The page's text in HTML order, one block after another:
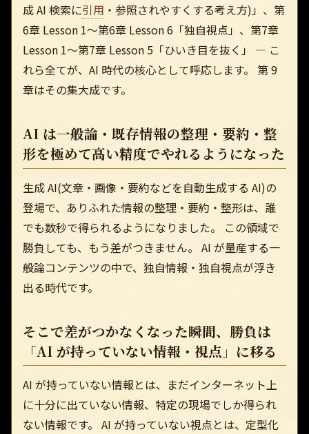
成 AI 検索に引用 ・参照されやすくする考え方)」、第
6章 Lesson 1〜第6章 Lesson 6「独自視点」、第7章
Lesson 1〜第7章 Lesson 5「ひいき目を抜く」 — こ
れら全てが、AI 時代の核心として呼応します。 第 9
章はその集大成です。
AI は一般論・既存情報の整理・要約・整
形を極めて高い精度でやれるようになった
生成 AI(文章・画像・要約などを自動生成する AI)の
登場で、ありふれた情報の整理・要約・整形は、誰
でも数秒で得られるようになりました。 この領域で
勝負しても、もう差がつきません。 AI が量産する一
般論コンテンツの中で、独自情報・独自視点が浮き
出る時代です。
そこで差がつかなくなった瞬間、勝負は
「AI が持っていない情報・視点」に移る
AI が持っていない情報とは、まだインターネット上
に十分に出ていない情報、特定の現場でしか得られ
ない情報です。 AI が持っていない視点とは、定型化